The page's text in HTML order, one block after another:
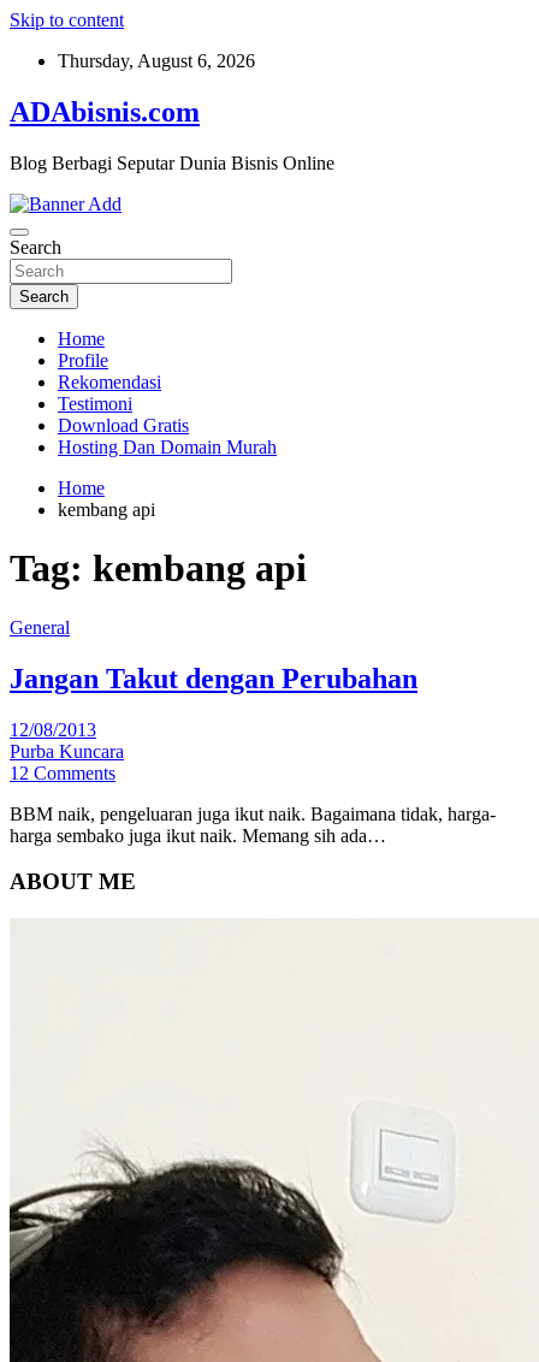
Skip to content
Thursday, August 6, 2026
ADAbisnis.com
Blog Berbagi Seputar Dunia Bisnis Online
Search
Search
Home
Profile
Rekomendasi
Testimoni
Download Gratis
Hosting Dan Domain Murah
Home
kembang api
Tag: kembang api
General
Jangan Takut dengan Perubahan
12/08/2013
Purba Kuncara
12 Comments
BBM naik, pengeluaran juga ikut naik. Bagaimana tidak, harga-
harga sembako juga ikut naik. Memang sih ada…
ABOUT ME